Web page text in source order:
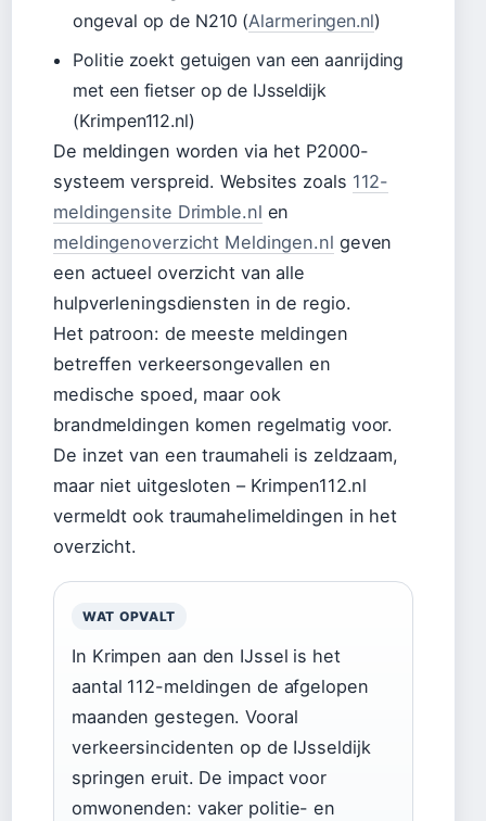
ongeval op de N210 (Alarmeringen.nl)
Politie zoekt getuigen van een aanrijding
met een fietser op de IJsseldijk
(Krimpen112.nl)
De meldingen worden via het P2000-
systeem verspreid. Websites zoals 112-
meldingensite Drimble.nl en
meldingenoverzicht Meldingen.nl geven
een actueel overzicht van alle
hulpverleningsdiensten in de regio.
Het patroon: de meeste meldingen
betreffen verkeersongevallen en
medische spoed, maar ook
brandmeldingen komen regelmatig voor.
De inzet van een traumaheli is zeldzaam,
maar niet uitgesloten – Krimpen112.nl
vermeldt ook traumahelimeldingen in het
overzicht.
WAT OPVALT
In Krimpen aan den IJssel is het
aantal 112-meldingen de afgelopen
maanden gestegen. Vooral
verkeersincidenten op de IJsseldijk
springen eruit. De impact voor
omwonenden: vaker politie- en